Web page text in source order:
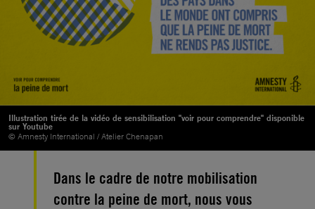
Illustration tirée de la vidéo de sensibilisation "voir pour comprendre" disponible
sur Youtube
© Amnesty International / Atelier Chenapan
Dans le cadre de notre mobilisation
contre la peine de mort, nous vous